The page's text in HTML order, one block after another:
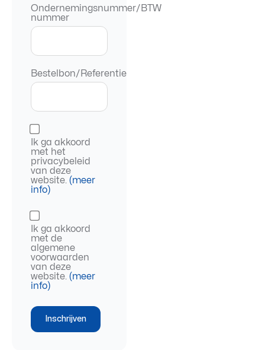
Ondernemingsnummer/BTW
nummer
Bestelbon/Referentie
Ik ga akkoord
met het
privacybeleid
van deze
website. (meer
info)
Ik ga akkoord
met de
algemene
voorwaarden
van deze
website. (meer
info)
Inschrijven